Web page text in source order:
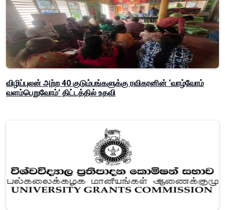
விழிப்புலன் அற்ற 40 குடும்பங்களுக்கு ரவிகரனின் ‘வாழ்வோம்
வளம்பெறுவோம்’ திட்டத்தில் உதவி